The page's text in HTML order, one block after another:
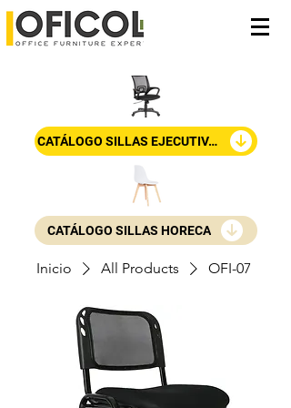
CATÁLOGO SILLAS EJECUTIVAS
CATÁLOGO SILLAS HORECA
Inicio All Products OFI-07